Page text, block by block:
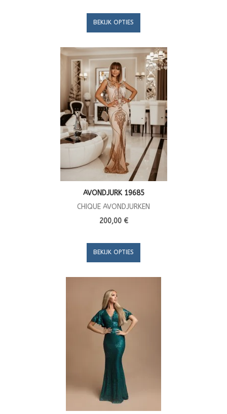
BEKIJK OPTIES
AVONDJURK 19685
CHIQUE AVONDJURKEN
200,00 €
BEKIJK OPTIES